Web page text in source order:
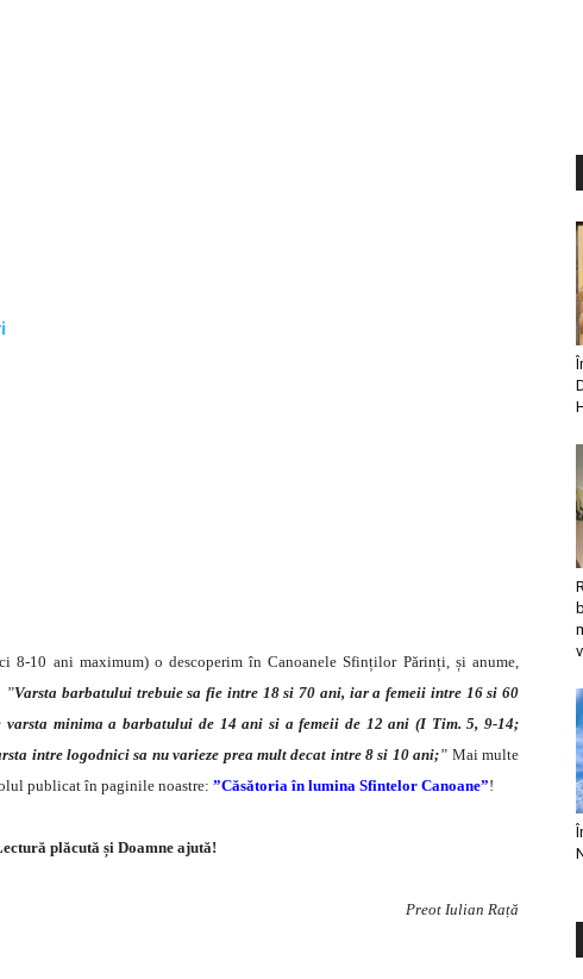
8-10 ani maximum) o descoperim în Canoanele Sfinților Părinți, și anume,
”Varsta barbatului trebuie sa fie intre 18 si 70 ani, iar a femeii intre 16 si 60
varsta minima a barbatului de 14 ani si a femeii de 12 ani (I Tim. 5, 9-14;
intre logodnici sa nu varieze prea mult decat intre 8 si 10 ani;” Mai multe
publicat în paginile noastre: ”Căsătoria în lumina Sfintelor Canoane”!
plăcută și Doamne ajută!
Preot Iulian Rață